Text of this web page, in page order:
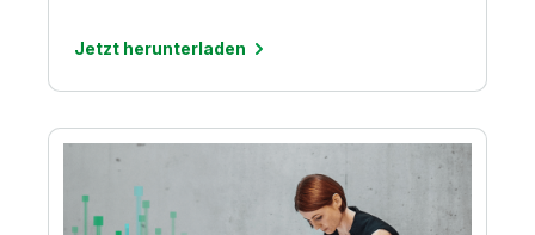
Jetzt herunterladen